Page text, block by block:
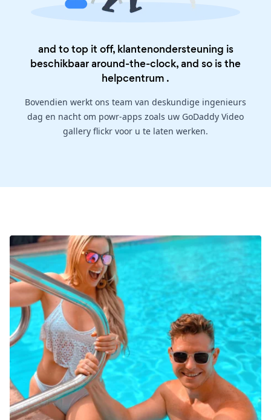
and to top it off, klantenondersteuning is
beschikbaar around-the-clock, and so is the
helpcentrum .
Bovendien werkt ons team van deskundige ingenieurs
dag en nacht om powr-apps zoals uw GoDaddy Video
gallery flickr voor u te laten werken.